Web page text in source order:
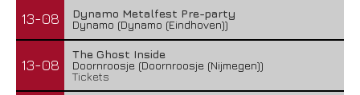
13-08
Dynamo Metalfest Pre-party
Dynamo (Dynamo (Eindhoven))
13-08
The Ghost Inside
Doornroosje (Doornroosje (Nijmegen))
Tickets